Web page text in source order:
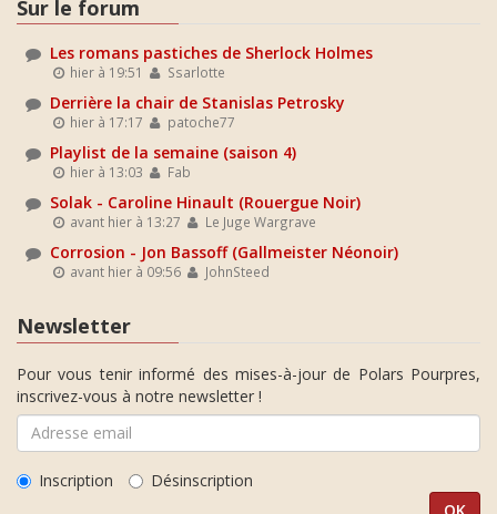
Sur le forum
Les romans pastiches de Sherlock Holmes
hier à 19:51 Ssarlotte
Derrière la chair de Stanislas Petrosky
hier à 17:17 patoche77
Playlist de la semaine (saison 4)
hier à 13:03 Fab
Solak - Caroline Hinault (Rouergue Noir)
avant hier à 13:27 Le Juge Wargrave
Corrosion - Jon Bassoff (Gallmeister Néonoir)
avant hier à 09:56 JohnSteed
Newsletter
Pour vous tenir informé des mises-à-jour de Polars Pourpres,
inscrivez-vous à notre newsletter !
Inscription Désinscription